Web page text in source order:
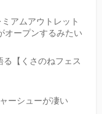
アムアウトレット
オープンするみたい
る【くさのねフェス
ーシューが凄い